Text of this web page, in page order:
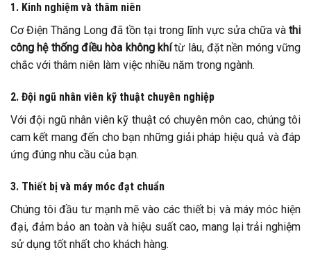
1. Kinh nghiệm và thâm niên
Cơ Điện Thăng Long đã tồn tại trong lĩnh vực sửa chữa và thi
công hệ thống điều hòa không khítừ lâu, đặt nền móng vững
chắc với thâm niên làm việc nhiều năm trong ngành.
2. Đội ngũ nhân viên kỹ thuật chuyên nghiệp
Với đội ngũ nhân viên kỹ thuật có chuyên môn cao, chúng tôi
cam kết mang đến cho bạn những giải pháp hiệu quả và đáp
ứng đúng nhu cầu của bạn.
3. Thiết bị và máy móc đạt chuẩn
Chúng tôi đầu tư mạnh mẽ vào các thiết bị và máy móc hiện
đại, đảm bảo an toàn và hiệu suất cao, mang lại trải nghiệm
sử dụng tốt nhất cho khách hàng.